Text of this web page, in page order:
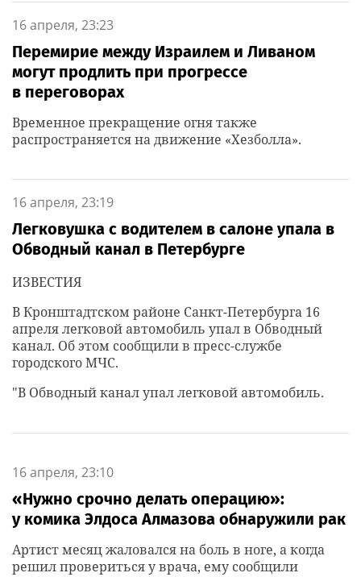
16 апреля, 23:23
Перемирие между Израилем и Ливаном
могут продлить при прогрессе
в переговорах
Временное прекращение огня также
распространяется на движение «Хезболла».
16 апреля, 23:19
Легковушка с водителем в салоне упала в
Обводный канал в Петербурге
ИЗВЕСТИЯ
В Кронштадтском районе Санкт-Петербурга 16
апреля легковой автомобиль упал в Обводный
канал. Об этом сообщили в пресс-службе
городского МЧС.
"В Обводный канал упал легковой автомобиль.
16 апреля, 23:10
«Нужно срочно делать операцию»:
у комика Элдоса Алмазова обнаружили рак
Артист месяц жаловался на боль в ноге, а когда
решил провериться у врача, ему сообщили